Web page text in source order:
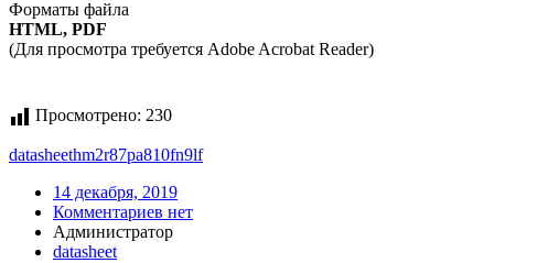
Форматы файла
HTML, PDF
(Для просмотра требуется Adobe Acrobat Reader)
Просмотрено: 230
datasheethm2r87pa810fn9lf
14 декабря, 2019
Комментариев нет
Администратор
datasheet